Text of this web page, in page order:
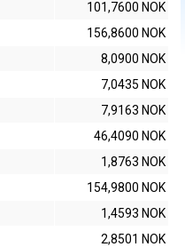
101,7600 NOK
156,8600 NOK
8,0900 NOK
7,0435 NOK
7,9163 NOK
46,4090 NOK
1,8763 NOK
154,9800 NOK
1,4593 NOK
2,8501 NOK